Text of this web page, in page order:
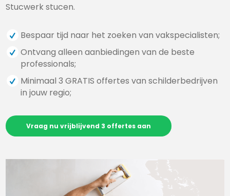
Stucwerk stucen.
Bespaar tijd naar het zoeken van vakspecialisten;
Ontvang alleen aanbiedingen van de beste
professionals;
Minimaal 3 GRATIS offertes van schilderbedrijven
in jouw regio;
Vraag nu vrijblijvend 3 offertes aan